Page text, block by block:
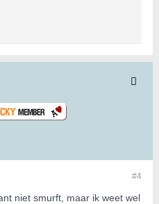
#4
niet smurft, maar ik weet wel